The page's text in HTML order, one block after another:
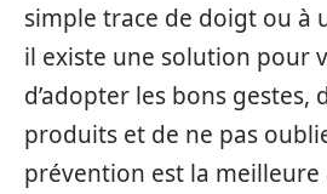
simple trace de doigt ou à
il existe une solution pour
d’adopter les bons gestes,
produits et de ne pas
prévention est la